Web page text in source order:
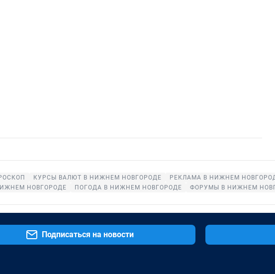
КУРСЫ ВАЛЮТ В НИЖНЕМ НОВГОРОДЕ РЕКЛАМА В НИЖНЕМ
НОВГОРОДЕ
ПОГОДА В НИЖНЕМ НОВГОРОДЕ ФОРУМЫ В НИЖНЕМ
Подписаться на новости